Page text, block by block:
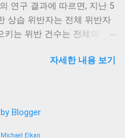
니다. 이제 후보 선정은 물
인지에 대한 여론의 관심도
들은 각자의 장점을 내세우
한 노력을 기울이고 있습니
청하고 반영해야 합니다. 대
환전 솔루션을 제공합니다.
게 수수료 없는 거래의 장점
더욱 부담 없이 할 수 있게
의 편리함을 극대화했습니다.
라 해외에서도 사용자에게
여행 중 실시간으로 환전할
유용한 다양한 혜택도 함께
연구 결과에 따르면, 지난 5
상습 위반자는 전체 위반자
키는 위반 건수는 전체의
을 미친다는 것을 시사한다.
근 5년간의 교통법규 위반
1.1%에 해당하는 약 16만명
으로 나타났다. 이러한 수치
자세한 내용 보기
Blogger
Michael Elkan